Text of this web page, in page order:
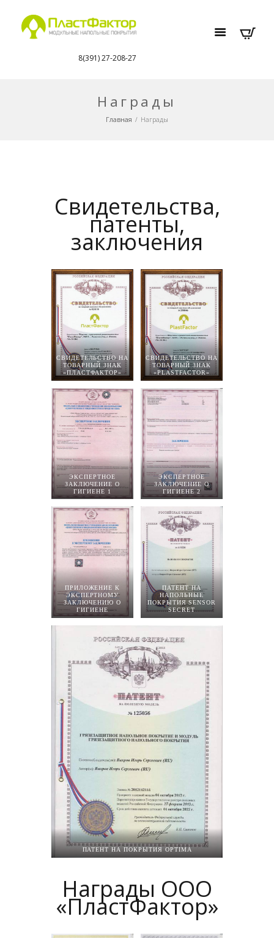
8(391) 27-208-27
Награды
Главная Награды
Свидетельства,
патенты,
заключения
СВИДЕТЕЛЬСТВО НА
ТОВАРНЫЙ ЗНАК
«ПЛАСТФАКТОР»
СВИДЕТЕЛЬСТВО НА
ТОВАРНЫЙ ЗНАК
«PLASTFACTOR»
ЭКСПЕРТНОЕ
ЗАКЛЮЧЕНИЕ О
ГИГИЕНЕ 1
ЭКСПЕРТНОЕ
ЗАКЛЮЧЕНИЕ О
ГИГИЕНЕ 2
ПРИЛОЖЕНИЕ К
ЭКСПЕРТНОМУ
ЗАКЛЮЧЕНИЮ О
ГИГИЕНЕ
ПАТЕНТ НА
НАПОЛЬНЫЕ
ПОКРЫТИЯ SENSOR
SECRET
ПАТЕНТ НА ПОКРЫТИЯ OPTIMA
Награды ООО
«ПластФактор»